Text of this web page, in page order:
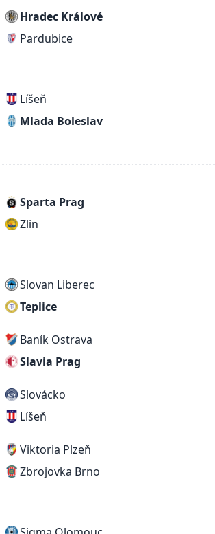
Hradec Králové
Pardubice
Líšeň
Mlada Boleslav
Sparta Prag
Zlin
Slovan Liberec
Teplice
Baník Ostrava
Slavia Prag
Slovácko
Líšeň
Viktoria Plzeň
Zbrojovka Brno